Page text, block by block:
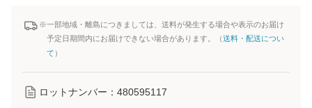
※一部地域・離島につきましては、送料が発生する場合や表示のお届け
予定日期間内にお届けできない場合があります。（送料・配送につい
て ）
ロットナンバー： 480595117